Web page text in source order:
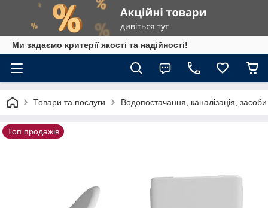
Ми задаємо критерії якості та надійності!
Товари та послуги Водопостачання, каналізація,
Топ продажів